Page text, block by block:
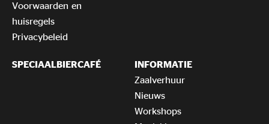
Voorwaarden en
huisregels
Privacybeleid
SPECIAALBIERCAFÉ
INFORMATIE
Zaalverhuur
Nieuws
Workshops